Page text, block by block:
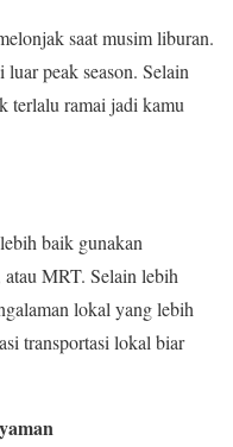
saat musim liburan.
peak season. Selain
terlalu ramai jadi kamu
baik gunakan
atau MRT. Selain lebih
lokal yang lebih
transportasi lokal biar